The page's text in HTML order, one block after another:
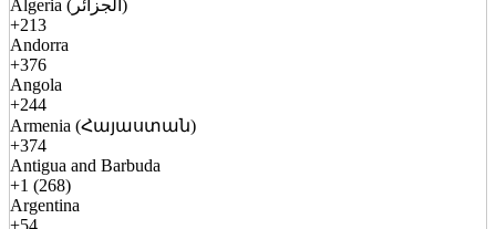
Algeria (الجزائر)
+213
Andorra
+376
Angola
+244
Armenia (Հայաստան)
+374
Antigua and Barbuda
+1 (268)
Argentina
+54